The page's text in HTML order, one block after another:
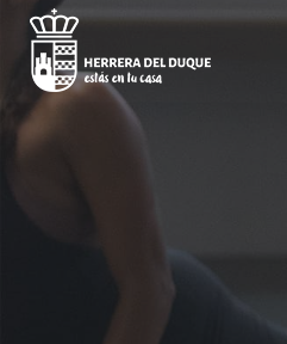
Cancelar
comentario